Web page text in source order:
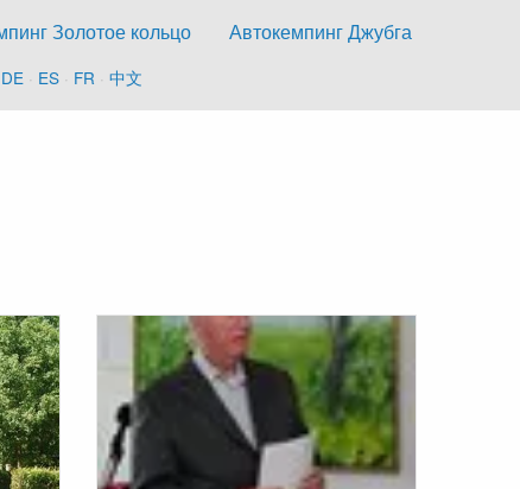
Золотое кольцо
Автокемпинг Джубга
DE · ES · FR · 中文